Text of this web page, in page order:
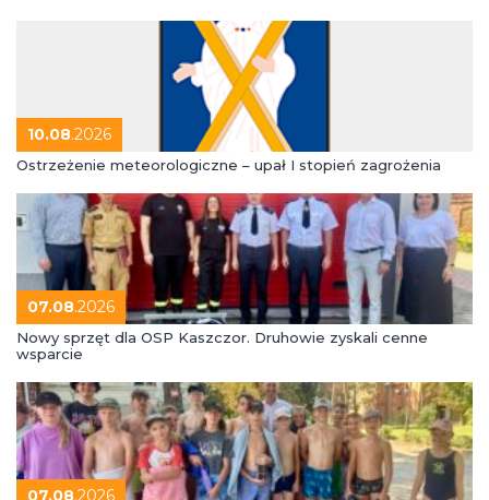
10.08.2026
Ostrzeżenie meteorologiczne – upał I stopień zagrożenia
07.08.2026
Nowy sprzęt dla OSP Kaszczor. Druhowie zyskali cenne
wsparcie
07.08.2026